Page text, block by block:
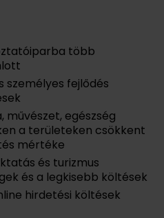
több
személyes fejlődés
művészet, egészség
a területeken csökkent
mértéke
és turizmus
és a legkisebb költések
hirdetési költések